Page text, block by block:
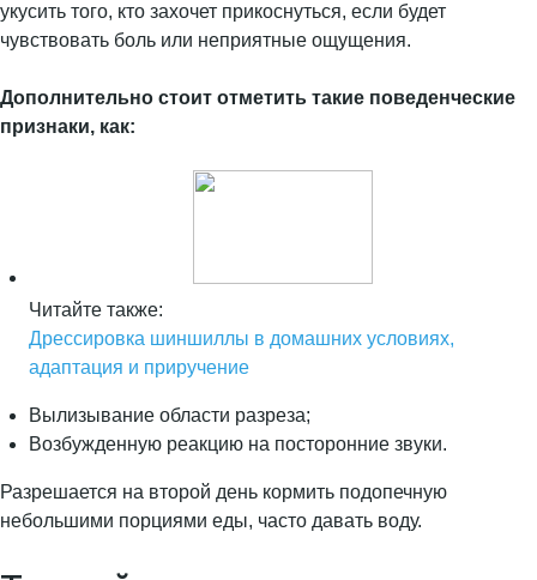
укусить того, кто захочет прикоснуться, если будет
чувствовать боль или неприятные ощущения.
Дополнительно стоит отметить такие поведенческие
признаки, как:
Читайте также:
Дрессировка шиншиллы в домашних условиях,
адаптация и приручение
Вылизывание области разреза;
Возбужденную реакцию на посторонние звуки.
Разрешается на второй день кормить подопечную
небольшими порциями еды, часто давать воду.